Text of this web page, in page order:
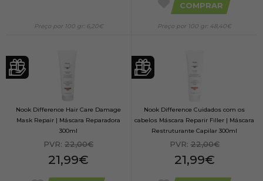
Preço por 100 gr: 6,20€
COMPRAR
Preço por 100 gr: 48,40€
Nook Difference Hair Care Damage
Mask Repair | Máscara Reparadora
300ml
PVR: 22,00€
21,99€
Nook Difference Cuidados com os
cabelos Máscara Reparir Filler | Máscara
Restruturante Capilar 300ml
PVR:22,00€
21,99€